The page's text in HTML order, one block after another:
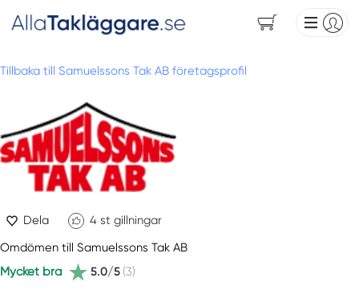
Tillbaka till Samuelssons Tak AB företagsprofil
Dela 4 st gillningar
Omdömen till Samuelssons Tak AB
Mycket bra
5.0/5 (3)